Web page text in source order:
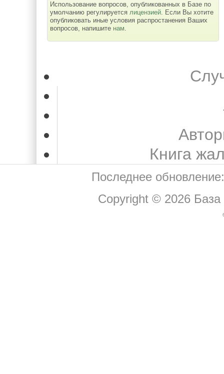
Использование вопросов, опубликованных в Базе по
умолчанию регулируется лицензией. Если Вы хотите
опубликовать иные условия распростанения Ваших
вопросов, напишите нам.
Книга
Последнее
Copyright © 2026 База